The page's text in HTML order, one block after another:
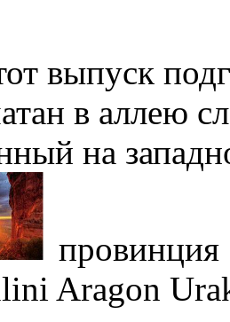
выпуск
в аллею
на
Aragon